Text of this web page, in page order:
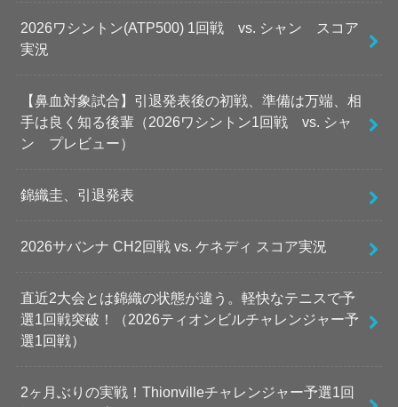
2026ワシントン(ATP500) 1回戦 vs. シャン スコア
実況
【鼻血対象試合】引退発表後の初戦、準備は万端、相
手は良く知る後輩（2026ワシントン1回戦 vs. シャ
ン プレビュー）
錦織圭、引退発表
2026サバンナ CH2回戦 vs. ケネディ スコア実況
直近2大会とは錦織の状態が違う。軽快なテニスで予
選1回戦突破！（2026ティオンビルチャレンジャー予
選1回戦）
2ヶ月ぶりの実戦！Thionvilleチャレンジャー予選1回